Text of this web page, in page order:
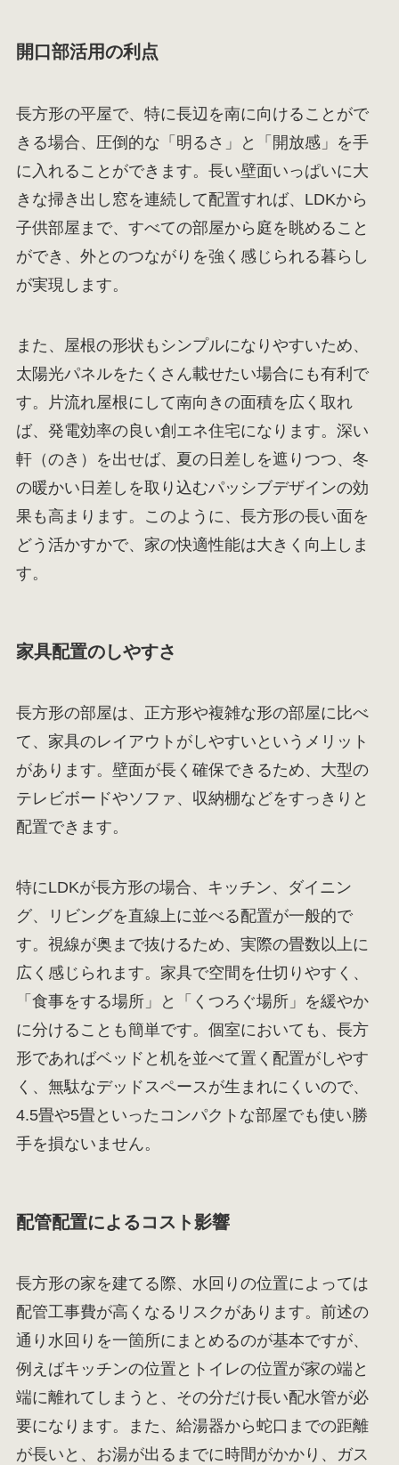
開口部活用の利点
長方形の平屋で、特に長辺を南に向けることがで
きる場合、圧倒的な「明るさ」と「開放感」を手
に入れることができます。長い壁面いっぱいに大
きな掃き出し窓を連続して配置すれば、LDKから
子供部屋まで、すべての部屋から庭を眺めること
ができ、外とのつながりを強く感じられる暮らし
が実現します。
また、屋根の形状もシンプルになりやすいため、
太陽光パネルをたくさん載せたい場合にも有利で
す。片流れ屋根にして南向きの面積を広く取れ
ば、発電効率の良い創エネ住宅になります。深い
軒（のき）を出せば、夏の日差しを遮りつつ、冬
の暖かい日差しを取り込むパッシブデザインの効
果も高まります。このように、長方形の長い面を
どう活かすかで、家の快適性能は大きく向上しま
す。
家具配置のしやすさ
長方形の部屋は、正方形や複雑な形の部屋に比べ
て、家具のレイアウトがしやすいというメリット
があります。壁面が長く確保できるため、大型の
テレビボードやソファ、収納棚などをすっきりと
配置できます。
特にLDKが長方形の場合、キッチン、ダイニン
グ、リビングを直線上に並べる配置が一般的で
す。視線が奥まで抜けるため、実際の畳数以上に
広く感じられます。家具で空間を仕切りやすく、
「食事をする場所」と「くつろぐ場所」を緩やか
に分けることも簡単です。個室においても、長方
形であればベッドと机を並べて置く配置がしやす
く、無駄なデッドスペースが生まれにくいので、
4.5畳や5畳といったコンパクトな部屋でも使い勝
手を損ないません。
配管配置によるコスト影響
長方形の家を建てる際、水回りの位置によっては
配管工事費が高くなるリスクがあります。前述の
通り水回りを一箇所にまとめるのが基本ですが、
例えばキッチンの位置とトイレの位置が家の端と
端に離れてしまうと、その分だけ長い配水管が必
要になります。また、給湯器から蛇口までの距離
が長いと、お湯が出るまでに時間がかかり、ガス